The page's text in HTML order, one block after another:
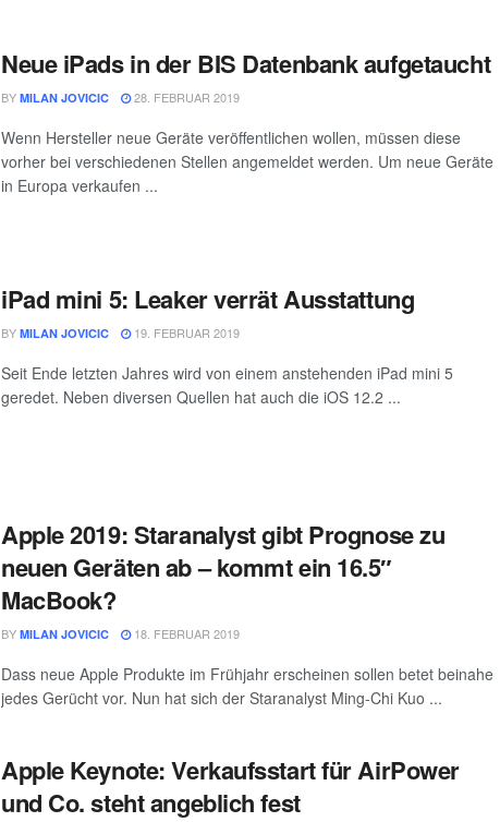
Neue iPads in der BIS Datenbank aufgetaucht
BY MILAN JOVICIC 28. FEBRUAR 2019
Wenn Hersteller neue Geräte veröffentlichen wollen, müssen diese
vorher bei verschiedenen Stellen angemeldet werden. Um neue Geräte
in Europa verkaufen ...
iPad mini 5: Leaker verrät Ausstattung
BY MILAN JOVICIC 19. FEBRUAR 2019
Seit Ende letzten Jahres wird von einem anstehenden iPad mini 5
geredet. Neben diversen Quellen hat auch die iOS 12.2 ...
Apple 2019: Staranalyst gibt Prognose zu
neuen Geräten ab – kommt ein 16.5″
MacBook?
BY MILAN JOVICIC 18. FEBRUAR 2019
Dass neue Apple Produkte im Frühjahr erscheinen sollen betet beinahe
jedes Gerücht vor. Nun hat sich der Staranalyst Ming-Chi Kuo ...
Apple Keynote: Verkaufsstart für AirPower
und Co. steht angeblich fest